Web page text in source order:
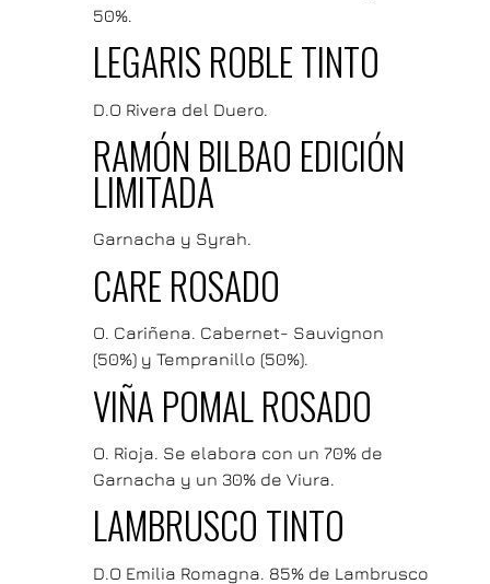
50%.
LEGARIS ROBLE TINTO
D.O Rivera del Duero.
RAMÓN BILBAO EDICIÓN
LIMITADA
Garnacha y Syrah.
CARE ROSADO
O. Cariñena. Cabernet- Sauvignon
(50%) y Tempranillo (50%).
VIÑA POMAL ROSADO
O. Rioja. Se elabora con un 70% de
Garnacha y un 30% de Viura.
LAMBRUSCO TINTO
D.O Emilia Romagna. 85% de Lambrusco